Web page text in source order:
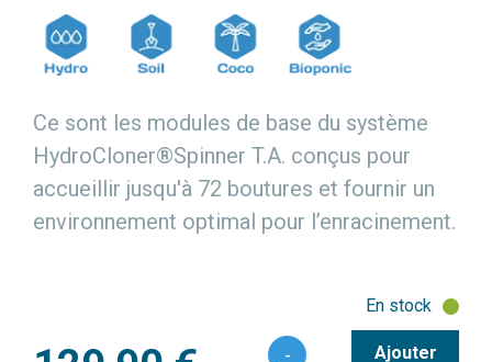
Ce sont les modules de base du système
HydroCloner®Spinner T.A. conçus pour
accueillir jusqu'à 72 boutures et fournir un
environnement optimal pour l’enracinement.
En stock
Ajouter
-